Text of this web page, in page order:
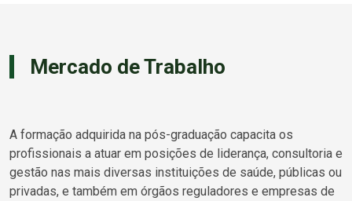
Mercado de Trabalho
A formação adquirida na pós-graduação capacita os
profissionais a atuar em posições de liderança, consultoria e
gestão nas mais diversas instituições de saúde, públicas ou
privadas, e também em órgãos reguladores e empresas de